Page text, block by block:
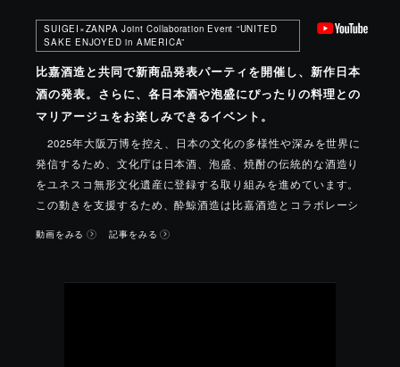
SUIGEI×ZANPA Joint Collaboration Event “UNITED
SAKE ENJOYED in AMERICA”
比嘉酒造と共同で新商品発表パーティを開催し、新作日本
酒の発表。さらに、各日本酒や泡盛にぴったりの料理との
マリアージュをお楽しみできるイベント。
2025年大阪万博を控え、日本の文化の多様性や深みを世界に
発信するため、文化庁は日本酒、泡盛、焼酎の伝統的な酒造り
をユネスコ無形文化遺産に登録する取り組みを進めています。
この動きを支援するため、酔鯨酒造は比嘉酒造とコラボレーシ
本イベントでは、酔鯨酒造の「酔鯨 純米大吟醸 DAITO
動画をみる 記事をみる